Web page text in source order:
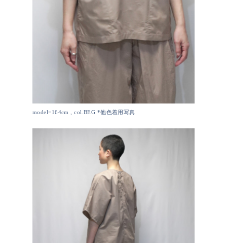
model=164cm , col.BEG *他色着用写真